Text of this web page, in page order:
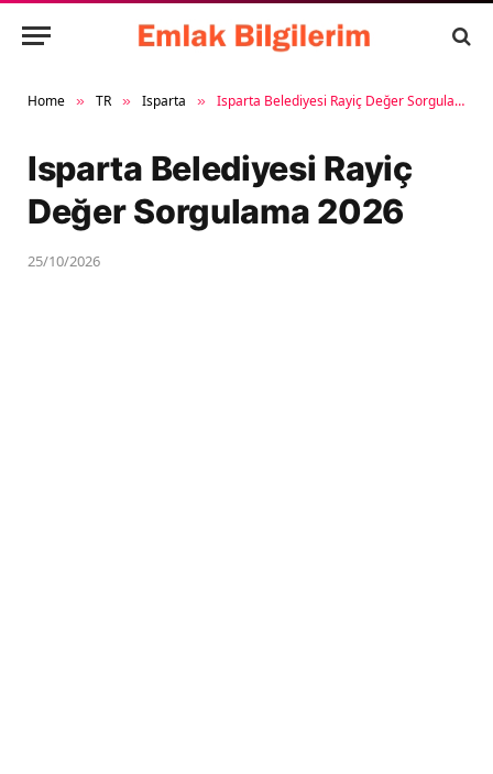
Home » TR » Isparta » Isparta Belediyesi Rayiç Değer Sorgulama 2026
Isparta Belediyesi Rayiç
Değer Sorgulama 2026
25/10/2026